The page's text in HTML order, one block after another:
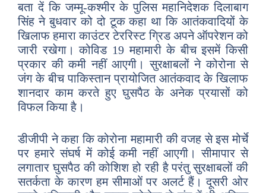
बता दें कि जम्मू-कश्मीर के पुलिस महानिदेशक दिलाबाग
सिंह ने बुधवार को दो टूक कहा था कि आतंकवादियों के
खिलाफ हमारा काउंटर टेररिस्ट ग्रिड अपने ऑपरेशन को
जारी रखेगा। कोविड 19 महामारी के बीच इसमें किसी
प्रकार की कमी नहीं आएगी। सुरक्षाबलों ने कोरोना से
जंग के बीच पाकिस्तान प्रायोजित आतंकवाद के खिलाफ
शानदार काम करते हुए घुसपैठ के अनेक प्रयासों को
विफल किया है।
डीजीपी ने कहा कि कोरोना महामारी की वजह से इस मोर्चे
पर हमारे संघर्ष में कोई कमी नहीं आएगी। सीमापार से
लगातार घुसपैठ की कोशिश हो रही है परंतु सुरक्षाबलों की
सतर्कता के कारण हम सीमाओं पर अलर्ट हैं। दूसरी ओर